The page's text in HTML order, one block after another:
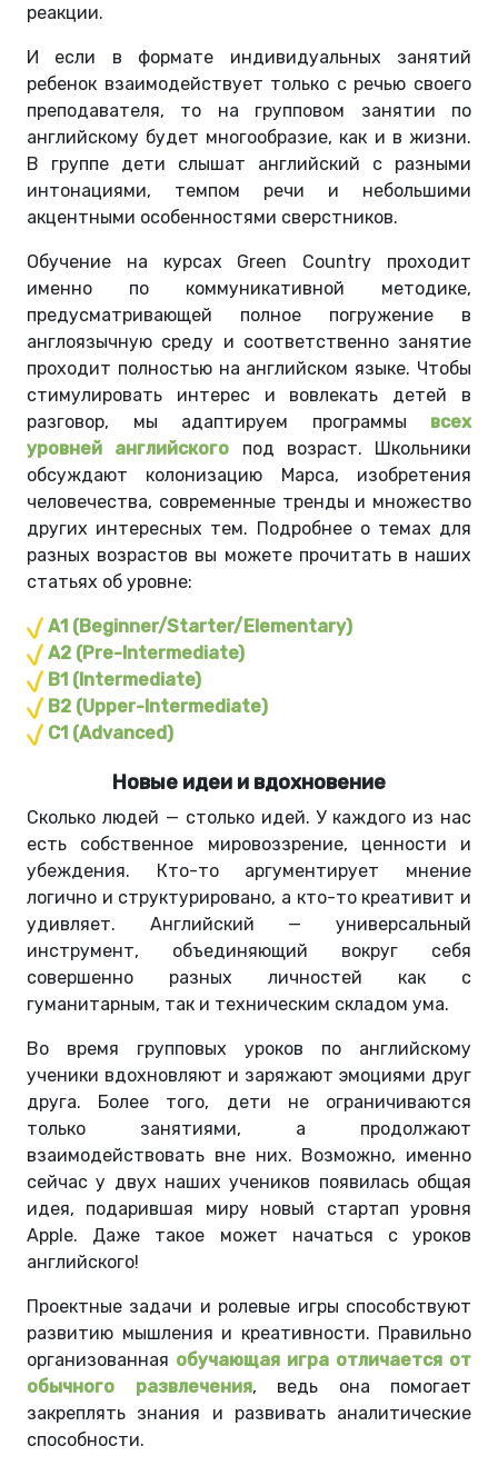
реакции.
И если в формате индивидуальных занятий
ребенок взаимодействует только с речью своего
преподавателя, то на групповом занятии по
английскому будет многообразие, как и в жизни.
В группе дети слышат английский с разными
интонациями, темпом речи и небольшими
акцентными особенностями сверстников.
Обучение на курсах Green Country проходит
именно по коммуникативной методике,
предусматривающей полное погружение в
англоязычную среду и соответственно занятие
проходит полностью на английском языке. Чтобы
стимулировать интерес и вовлекать детей в
разговор, мы адаптируем программы всех
уровней английского под возраст. Школьники
обсуждают колонизацию Марса, изобретения
человечества, современные тренды и множество
других интересных тем. Подробнее о темах для
разных возрастов вы можете прочитать в наших
статьях об уровне:
А1 (Beginner/Starter/Elementary)
A2 (Pre-Intermediate)
B1 (Intermediate)
В2 (Upper-Intermediate)
С1 (Advanced)
Новые идеи и вдохновение
Сколько людей — столько идей. У каждого из нас
есть собственное мировоззрение, ценности и
убеждения. Кто-то аргументирует мнение
логично и структурировано, а кто-то креативит и
удивляет. Английский — универсальный
инструмент, объединяющий вокруг себя
совершенно разных личностей как с
гуманитарным, так и техническим складом ума.
Во время групповых уроков по английскому
ученики вдохновляют и заряжают эмоциями друг
друга. Более того, дети не ограничиваются
только занятиями, а продолжают
взаимодействовать вне них. Возможно, именно
сейчас у двух наших учеников появилась общая
идея, подарившая миру новый стартап уровня
Apple. Даже такое может начаться с уроков
английского!
Проектные задачи и ролевые игры способствуют
развитию мышления и креативности. Правильно
организованная обучающая игра отличается от
обычного развлечения, ведь она помогает
закреплять знания и развивать аналитические
способности.